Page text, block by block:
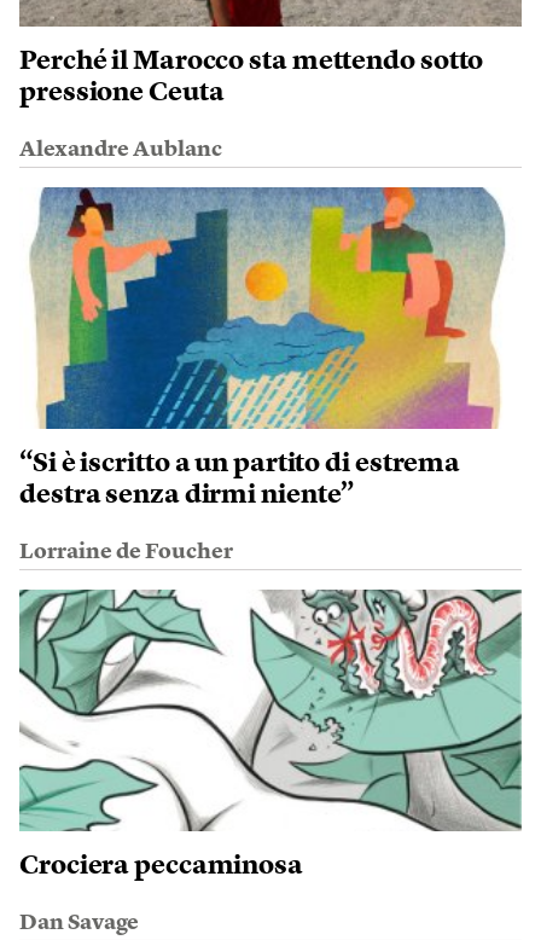
Perché il Marocco sta mettendo sotto
pressione Ceuta
Alexandre Aublanc
“Si è iscritto a un partito di estrema
destra senza dirmi niente”
Lorraine de Foucher
Crociera peccaminosa
Dan Savage